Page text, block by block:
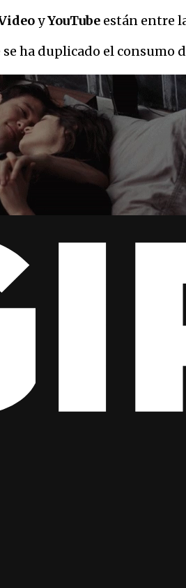
yYouTube están entre
ha duplicado el consumo